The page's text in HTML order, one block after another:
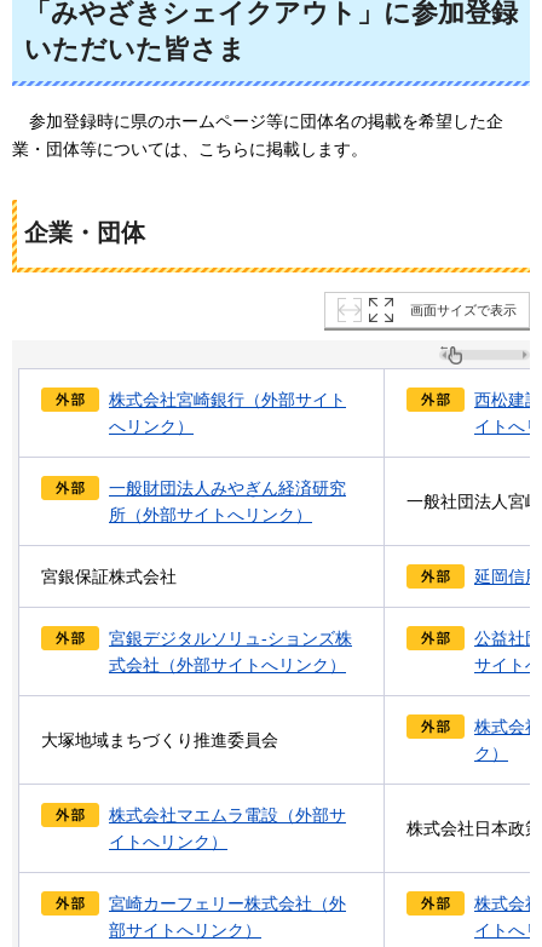
「みやざきシェイクアウト」に参加登録
いただいた皆さ ま
参加登録時に県のホームページ等に団体名の掲載を希望した企
業・団体等については、こちらに掲載します。
企業・団体
画面サイズで表示
株式会社宮崎銀行（外部サイト
へリンク）
西松建
イトへ
一般財団法人みやぎん経済研究
所（外部サイトへリンク）
一般社団法人宮
宮銀保証株式会社 延岡信
宮銀デジタルソリュ-ションズ株
式会社（外部サイトへリンク）
公益社
サイト
大塚地域まちづくり推進委員会
株式会
ク）
株式会社マエムラ電設（外部サ
イトへリンク）
株式会社日本政
宮崎カーフェリー株式会社（外
部サイトへリンク）
株式会
イトへ